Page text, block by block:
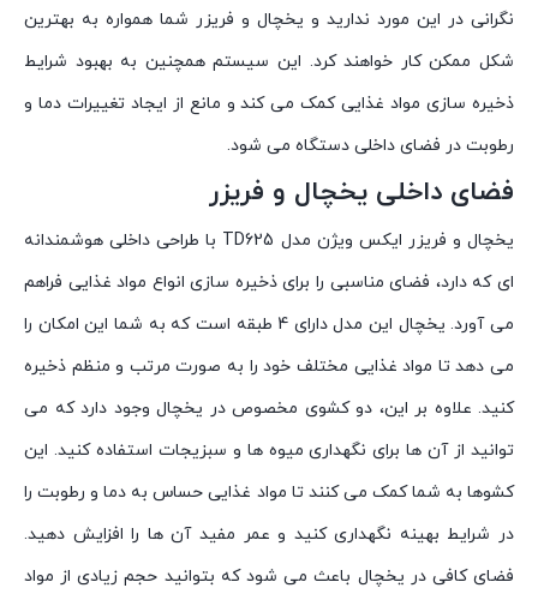
نگرانی در این مورد ندارید و یخچال و فریزر شما همواره به بهترین
شکل ممکن کار خواهند کرد. این سیستم همچنین به بهبود شرایط
ذخیره سازی مواد غذایی کمک می کند و مانع از ایجاد تغییرات دما و
رطوبت در فضای داخلی دستگاه می شود.
فضای داخلی یخچال و فریزر
یخچال و فریزر ایکس ویژن مدل TD625 با طراحی داخلی هوشمندانه
ای که دارد، فضای مناسبی را برای ذخیره سازی انواع مواد غذایی فراهم
می آورد. یخچال این مدل دارای 4 طبقه است که به شما این امکان را
می دهد تا مواد غذایی مختلف خود را به صورت مرتب و منظم ذخیره
کنید. علاوه بر این، دو کشوی مخصوص در یخچال وجود دارد که می
توانید از آن ها برای نگهداری میوه ها و سبزیجات استفاده کنید. این
کشوها به شما کمک می کنند تا مواد غذایی حساس به دما و رطوبت را
در شرایط بهینه نگهداری کنید و عمر مفید آن ها را افزایش دهید.
فضای کافی در یخچال باعث می شود که بتوانید حجم زیادی از مواد